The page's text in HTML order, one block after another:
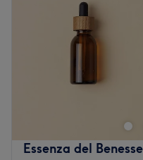
Domenica
Il Centro Masso
Montagna Udha e Malit
patologie ortopediche,
soggetti di tutte le età.
Essenza del